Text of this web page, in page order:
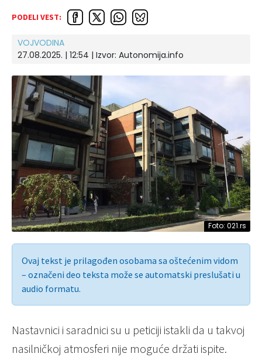
PODELI VEST:
VOJVODINA
27.08.2025. | 12:54 | Izvor: Autonomija.info
Foto: 021.rs
Ovaj tekst je prilagođen osobama sa oštećenim vidom
– označeni deo teksta može se automatski preslušati u
audio formatu.
Nastavnici i saradnici su u peticiji istakli da u takvoj
nasilničkoj atmosferi nije moguće držati ispite.